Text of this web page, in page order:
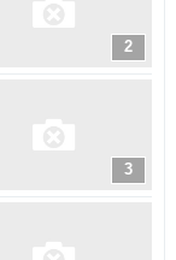
2
3